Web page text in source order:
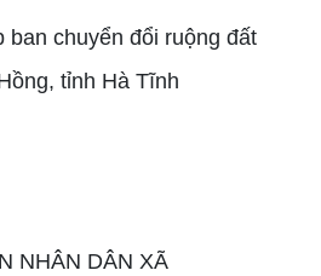
ban chuyển đổi ruộng đất
tỉnh Hà Tĩnh
NHÂN DÂN XÃ